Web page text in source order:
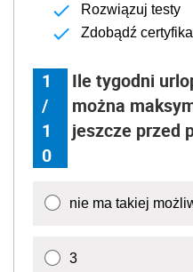
Rozwiązuj testy
Zdobądź
1
/
1
0
Ile tygodni
można
jeszcze przed
nie ma takiej
3